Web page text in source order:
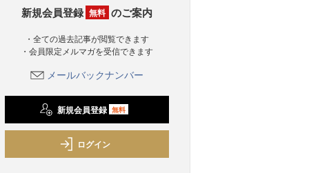
新規会員登録 無料 のご案内
・全ての過去記事が閲覧できます
・会員限定メルマガを受信できます
メールバックナンバー
新規会員登録 無料
ログイン